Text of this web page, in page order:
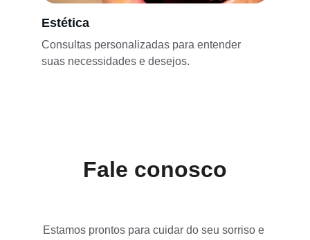
Consultas personalizadas para entender
suas necessidades e desejos.
Estética
Fale conosco
Estamos prontos para cuidar do seu sorriso e